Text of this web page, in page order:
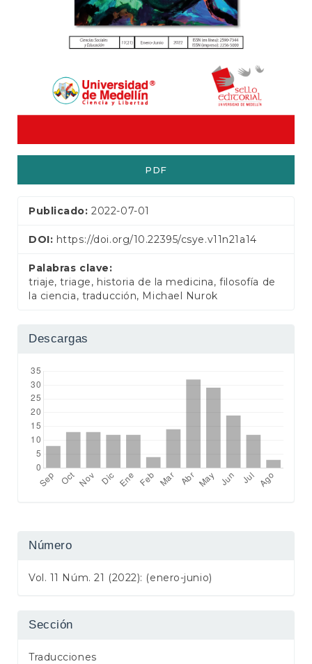
PDF
Publicado:2022-07-01
DOI: https://doi.org/10.22395/csye.v11n21a14
Palabras clave:
triaje, triage, historia de la medicina, filosofía de
la ciencia, traducción, Michael Nurok
Descargas
Número
Vol. 11 Núm. 21 (2022): (enero-junio)
Sección
Traducciones